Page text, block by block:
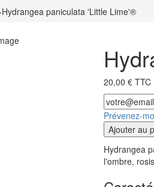
Hydrangea paniculata 'Little Lime'®
20,00 € TTC
Prévenez-
Ajouter au
Hydrangea
l'ombre,